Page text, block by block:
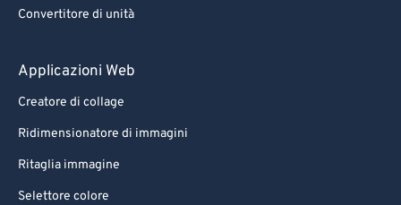
Convertitore di unità
Applicazioni Web
Creatore di collage
Ridimensionatore di immagini
Ritaglia immagine
Selettore colore